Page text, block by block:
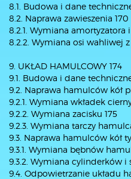
8.1. Budowa i dane
8.2. Naprawa zawieszenia 170
8.2.1. Wymiana amortyzatora
8.2.2. Wymiana osi wahliwej z
9. UKŁAD HAMULCOWY 174
9.1. Budowa i dane
9.2. Naprawa hamulców kół
9.2.1. Wymiana wkładek
9.2.2. Wymiana zacisku 175
9.2.3. Wymiana tarczy
9.3. Naprawa hamulców kół
9.3.1. Wymiana bębnów
9.3.2. Wymiana cylinderków i
9.4. Odpowietrzanie układu